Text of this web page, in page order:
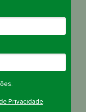
Privacidade.